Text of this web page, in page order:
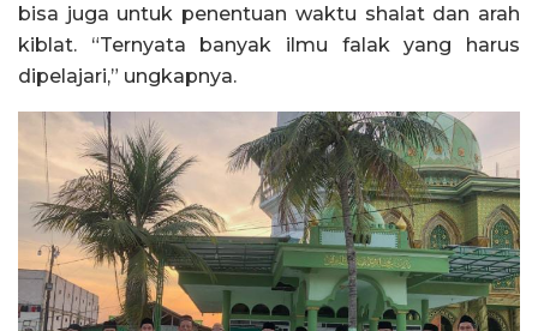
bisa juga untuk penentuan waktu shalat dan arah
kiblat. “Ternyata banyak ilmu falak yang harus
dipelajari,” ungkapnya.